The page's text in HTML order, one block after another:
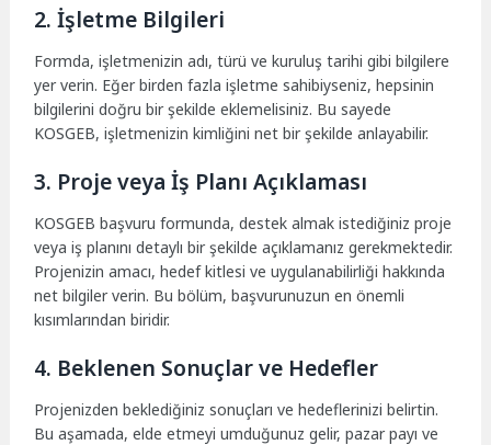
2. İşletme Bilgileri
Formda, işletmenizin adı, türü ve kuruluş tarihi gibi bilgilere
yer verin. Eğer birden fazla işletme sahibiyseniz, hepsinin
bilgilerini doğru bir şekilde eklemelisiniz. Bu sayede
KOSGEB, işletmenizin kimliğini net bir şekilde anlayabilir.
3. Proje veya İş Planı Açıklaması
KOSGEB başvuru formunda, destek almak istediğiniz proje
veya iş planını detaylı bir şekilde açıklamanız gerekmektedir.
Projenizin amacı, hedef kitlesi ve uygulanabilirliği hakkında
net bilgiler verin. Bu bölüm, başvurunuzun en önemli
kısımlarından biridir.
4. Beklenen Sonuçlar ve Hedefler
Projenizden beklediğiniz sonuçları ve hedeflerinizi belirtin.
Bu aşamada, elde etmeyi umduğunuz gelir, pazar payı ve